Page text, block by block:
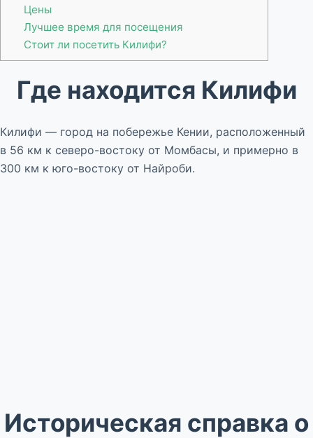
Цены
Лучшее время для посещения
Стоит ли посетить Килифи?
Где находится Килифи
Килифи — город на побережье Кении, расположенный
в 56 км к северо-востоку от Момбасы, и примерно в
300 км к юго-востоку от Найроби.
Историческая справка о